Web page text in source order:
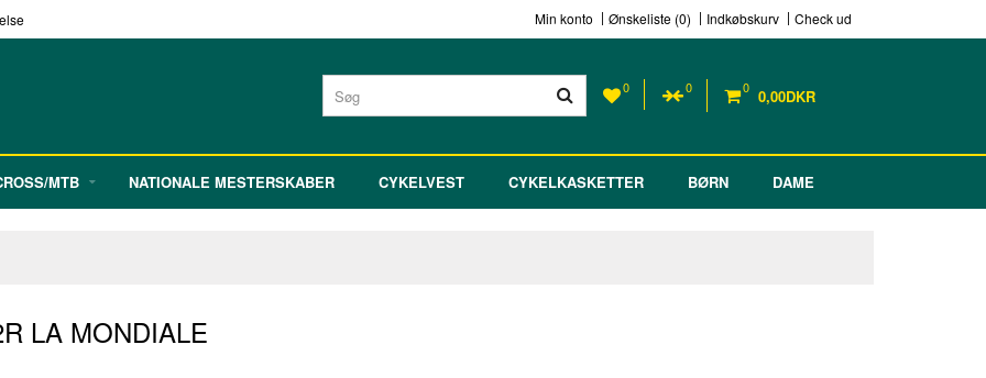
Min konto Ønskeliste (0) Indkøbskurv Check ud
0 0 0 0,00DKR
MTB NATIONALE MESTERSKABER CYKELVEST CYKELKASKETTER BØRN DAME
LA MONDIALE